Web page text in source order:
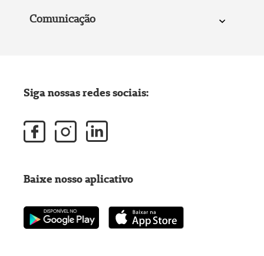
Comunicação
Siga nossas redes sociais:
Baixe nosso aplicativo